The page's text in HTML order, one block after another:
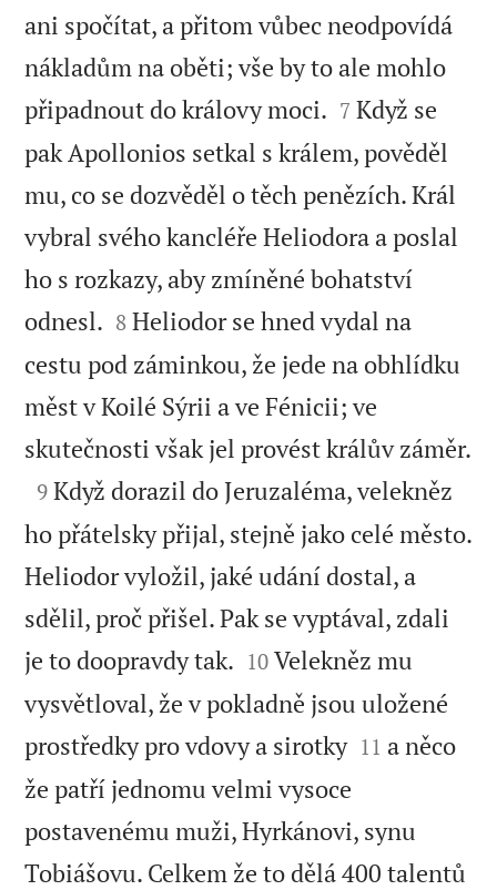
ani spočítat, a přitom vůbec neodpovídá
nákladům na oběti; vše by to ale mohlo
připadnout do královy moci. 

7 Když se
pak Apollonios setkal s králem, pověděl
mu, co se dozvěděl o těch penězích. Král
vybral svého kancléře Heliodora a poslal
ho s rozkazy, aby zmíněné bohatství
odnesl. 

8 Heliodor se hned vydal na
cestu pod záminkou, že jede na obhlídku
měst v Koilé Sýrii a ve Fénicii; ve
skutečnosti však jel provést králův záměr.

9 Když dorazil do Jeruzaléma, velekněz
ho přátelsky přijal, stejně jako celé město.
Heliodor vyložil, jaké udání dostal, a
sdělil, proč přišel. Pak se vyptával, zdali
je to doopravdy tak. 

10 Velekněz mu
vysvětloval, že v pokladně jsou uložené
prostředky pro vdovy a sirotky
11 a něco
že patří jednomu velmi vysoce
postavenému muži, Hyrkánovi, synu
Tobiášovu. Celkem že to dělá 400 talentů